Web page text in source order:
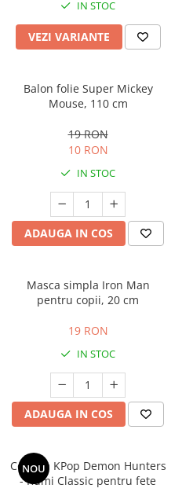
IN STOC
VEZI VARIANTE
Balon folie Super Mickey
Mouse, 110 cm
19 RON
10 RON
IN STOC
ADAUGA IN COS
Masca simpla Iron Man
pentru copii, 20 cm
19 RON
IN STOC
ADAUGA IN COS
NOU
Costum KPop Demon Hunters
- Rumi Classic pentru fete